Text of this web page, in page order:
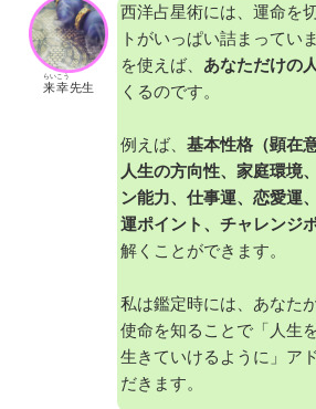
来幸
らいこう
先生
西洋占星術には、運命を
トがいっぱい詰まってい
を使えば、 あなただけの
くるのです。
例えば、基本性格（顕在
人生の方向性、家庭環境
ン能力、仕事運、恋愛運
運ポイント、チャレンジ
解くことができます。
私は鑑定時には、あなた
使命を知ることで「人生
生きていけるように」ア
だきます。